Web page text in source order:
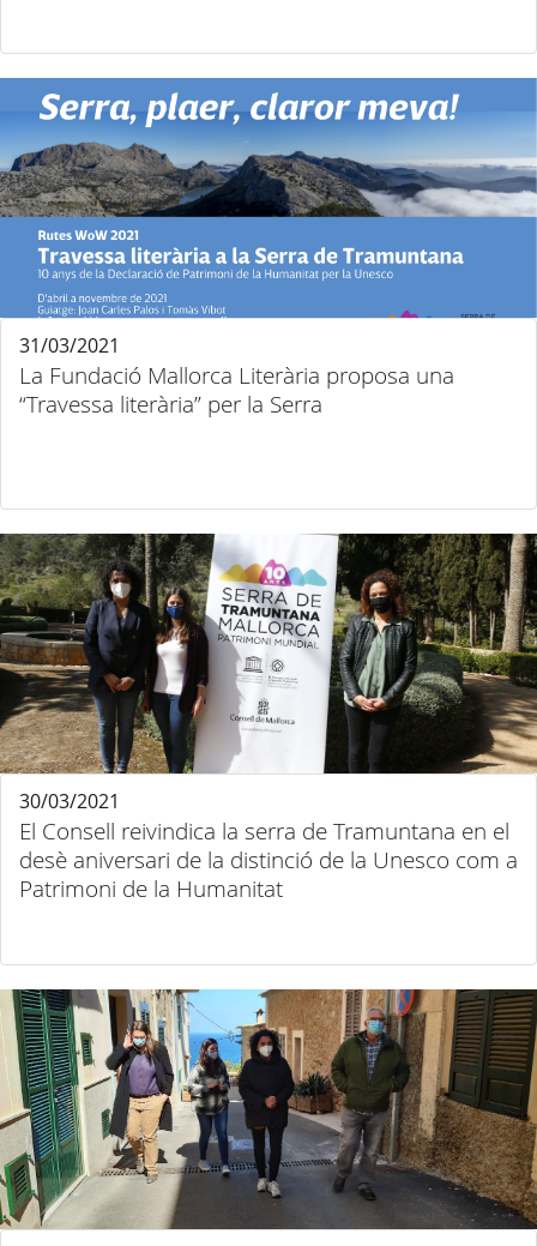
La Fundació Mallorca Literària proposa una
“Travessa literària” per la Serra
31/03/2021
El Consell reivindica la serra de Tramuntana en el
desè aniversari de la distinció de la Unesco com a
Patrimoni de la Humanitat
30/03/2021